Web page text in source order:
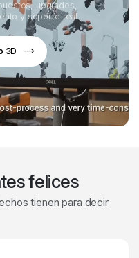
upgrades,
y soporte real.
3D
felices
tienen para decir